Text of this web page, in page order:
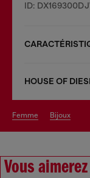
ID:
HOUSE OF
femme bijoux
Vous